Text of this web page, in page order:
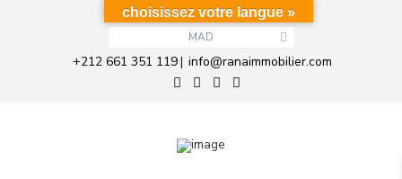
MAD
+212 661 351 119| info@ranaimmobilier.com
choisissez votre langue »